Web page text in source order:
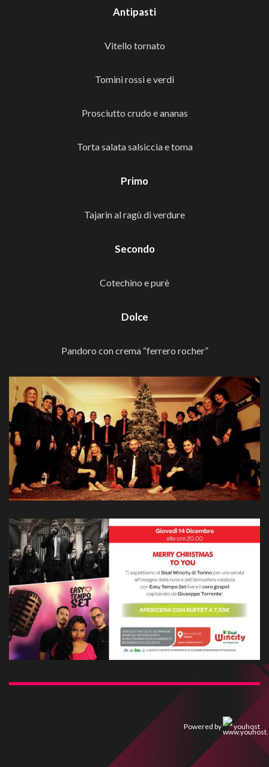
Antipasti
Vitello tornato
Tomini rossi e verdi
Prosciutto crudo e ananas
Torta salata salsiccia e toma
Primo
Tajarin al ragù di verdure
Secondo
Cotechino e purè
Dolce
Pandoro con crema “ferrero rocher”
Powered by youhost